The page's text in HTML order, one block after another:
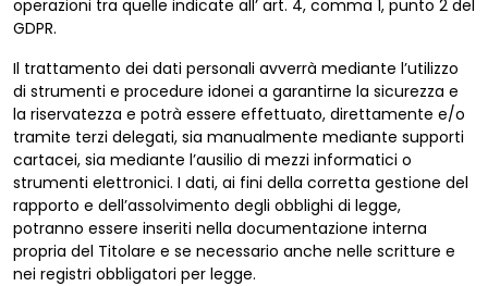
operazioni tra quelle indicate all’ art. 4, comma 1, punto 2 del
GDPR.
Il trattamento dei dati personali avverrà mediante l’utilizzo
di strumenti e procedure idonei a garantirne la sicurezza e
la riservatezza e potrà essere effettuato, direttamente e/o
tramite terzi delegati, sia manualmente mediante supporti
cartacei, sia mediante l’ausilio di mezzi informatici o
strumenti elettronici. I dati, ai fini della corretta gestione del
rapporto e dell’assolvimento degli obblighi di legge,
potranno essere inseriti nella documentazione interna
propria del Titolare e se necessario anche nelle scritture e
nei registri obbligatori per legge.